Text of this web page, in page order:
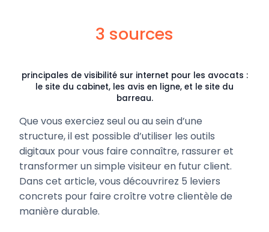
3 sources
principales de visibilité sur internet pour les avocats :
le site du cabinet, les avis en ligne, et le site du
barreau.
Que vous exerciez seul ou au sein d’une
structure, il est possible d’utiliser les outils
digitaux pour vous faire connaître, rassurer et
transformer un simple visiteur en futur client.
Dans cet article, vous découvrirez 5 leviers
concrets pour faire croître votre clientèle de
manière durable.